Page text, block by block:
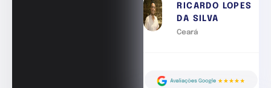
RICARDO LOPES
DA SILVA
Ceará